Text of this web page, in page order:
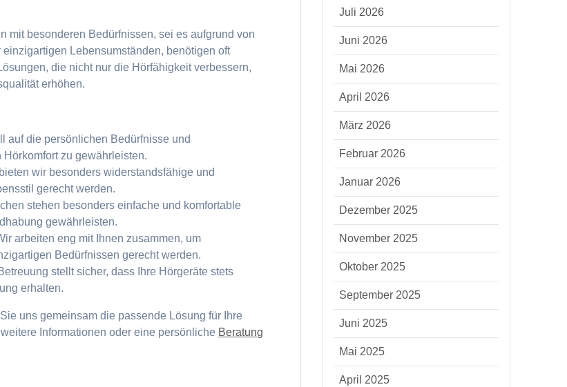
mit besonderen Bedürfnissen, sei es aufgrund von
Lebensumständen, benötigen oft
die nicht nur die Hörfähigkeit verbessern,
erhöhen.
auf die persönlichen Bedürfnisse und
zu gewährleisten.
wir besonders widerstandsfähige und
gerecht werden.
stehen besonders einfache und komfortable
gewährleisten.
arbeiten eng mit Ihnen zusammen, um
Bedürfnissen gerecht werden.
stellt sicher, dass Ihre Hörgeräte stets
erhalten.
uns gemeinsam die passende Lösung für Ihre
Informationen oder eine persönliche Beratung
Juli 2026
Juni 2026
Mai 2026
April 2026
März 2026
Februar 2026
Januar 2026
Dezember 2025
November 2025
Oktober 2025
September 2025
Juni 2025
Mai 2025
April 2025